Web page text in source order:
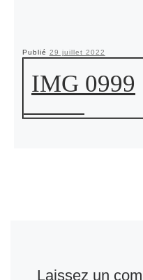
Publié 29 juillet 2022
IMG 0999
Laissez un